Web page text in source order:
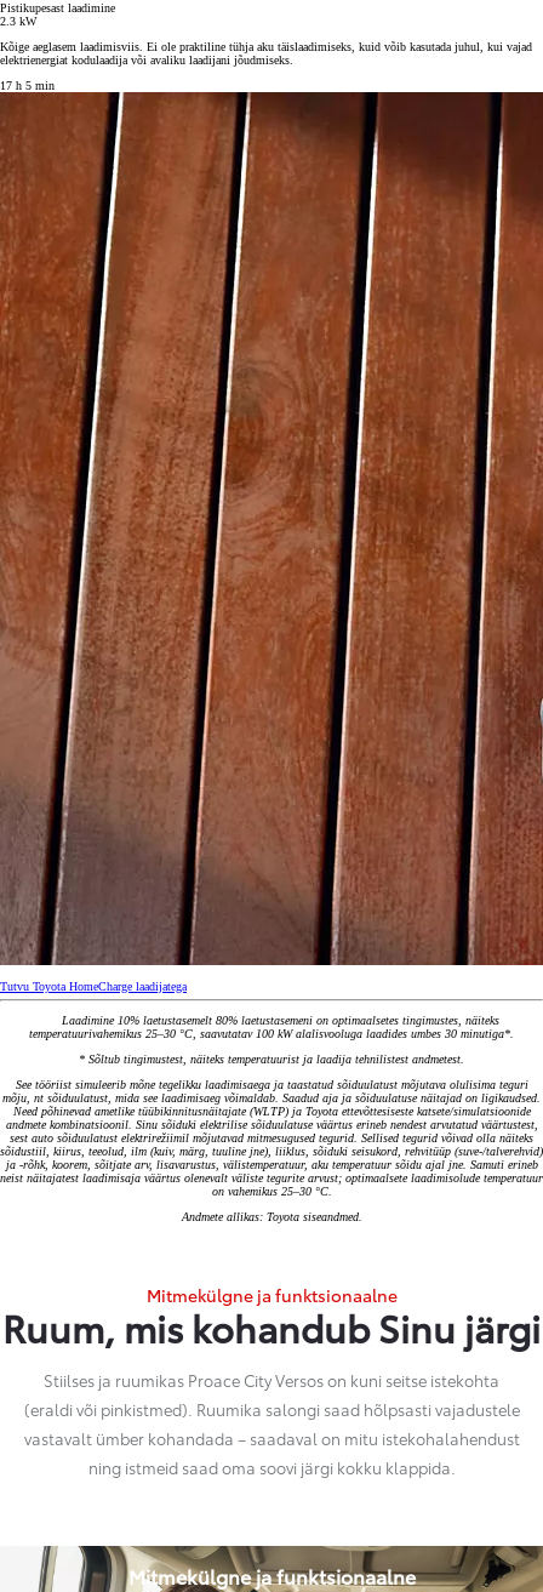
Pistikupesast laadimine
2.3 kW
Kõige aeglasem laadimisviis. Ei ole praktiline tühja aku täislaadimiseks, kuid võib kasutada juhul, kui vajad
elektrienergiat kodulaadija või avaliku laadijani jõudmiseks.
17 h 5 min
Tutvu Toyota HomeCharge laadijatega
Laadimine 10% laetustasemelt 80% laetustasemeni on optimaalsetes tingimustes, näiteks
temperatuurivahemikus 25–30 °C, saavutatav 100 kW alalisvooluga laadides umbes 30 minutiga*.
* Sõltub tingimustest, näiteks temperatuurist ja laadija tehnilistest andmetest.
See tööriist simuleerib mõne tegelikku laadimisaega ja taastatud sõiduulatust mõjutava olulisima teguri
mõju, nt sõiduulatust, mida see laadimisaeg võimaldab. Saadud aja ja sõiduulatuse näitajad on ligikaudsed.
Need põhinevad ametlike tüübikinnitusnäitajate (WLTP) ja Toyota ettevõttesiseste katsete/simulatsioonide
andmete kombinatsioonil. Sinu sõiduki elektrilise sõiduulatuse väärtus erineb nendest arvutatud väärtustest,
sest auto sõiduulatust elektrirežiimil mõjutavad mitmesugused tegurid. Sellised tegurid võivad olla näiteks
sõidustiil, kiirus, teeolud, ilm (kuiv, märg, tuuline jne), liiklus, sõiduki seisukord, rehvitüüp (suve-/talverehvid)
ja -rõhk, koorem, sõitjate arv, lisavarustus, välistemperatuur, aku temperatuur sõidu ajal jne. Samuti erineb
neist näitajatest laadimisaja väärtus olenevalt väliste tegurite arvust; optimaalsete laadimisolude temperatuur
on vahemikus 25–30 °C.
Andmete allikas: Toyota siseandmed.
Mitmekülgne ja funktsionaalne
Ruum, mis kohandub Sinu järgi
Stiilses ja ruumikas Proace City Versos on kuni seitse istekohta
(eraldi või pinkistmed). Ruumika salongi saad hõlpsasti vajadustele
vastavalt ümber kohandada – saadaval on mitu istekohalahendust
ning istmeid saad oma soovi järgi kokku klappida.
Mitmekülgne ja funktsionaalne